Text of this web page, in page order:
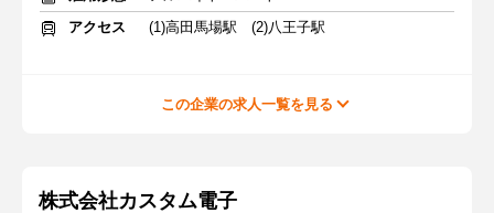
アクセス
(1)高田馬場駅 (2)八王子駅
この企業の求人一覧を見る
株式会社カスタム電子